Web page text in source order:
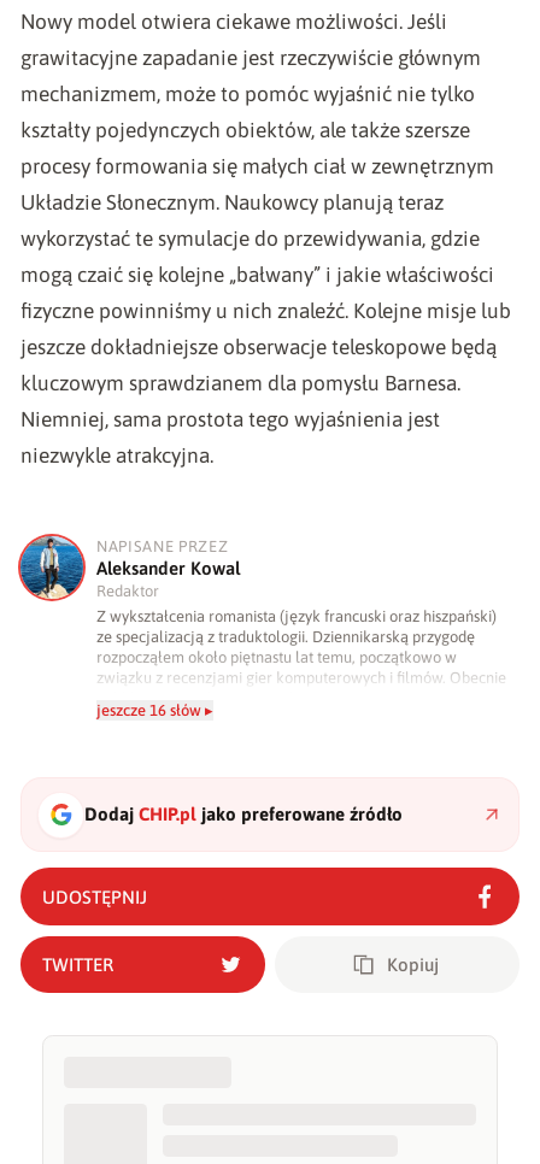
Nowy model otwiera ciekawe możliwości. Jeśli
grawitacyjne zapadanie jest rzeczywiście głównym
mechanizmem, może to pomóc wyjaśnić nie tylko
kształty pojedynczych obiektów, ale także szersze
procesy formowania się małych ciał w zewnętrznym
Układzie Słonecznym. Naukowcy planują teraz
wykorzystać te symulacje do przewidywania, gdzie
mogą czaić się kolejne „bałwany” i jakie właściwości
fizyczne powinniśmy u nich znaleźć. Kolejne misje lub
jeszcze dokładniejsze obserwacje teleskopowe będą
kluczowym sprawdzianem dla pomysłu Barnesa.
Niemniej, sama prostota tego wyjaśnienia jest
niezwykle atrakcyjna.
A
NAPISANE PRZEZ
Aleksander Kowal
Redaktor
Z wykształcenia romanista (język francuski oraz hiszpański)
ze specjalizacją z traduktologii. Dziennikarską przygodę
rozpocząłem około piętnastu lat temu, początkowo w
związku z recenzjami gier komputerowych i filmów. Obecnie
nauką oraz technologią. W wolnym czasie uwielbiam
jeszcze 16 słów ▸
DodajCHIP.pl jako preferowane źródło
UDOSTĘPNIJ
TWITTER Kopiuj